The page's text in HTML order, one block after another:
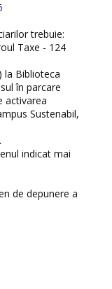
trebuie:
Taxe - 124
la Biblioteca
în parcare
activarea
Sustenabil,
indicat mai
de depunere a